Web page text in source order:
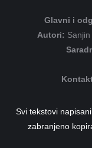
Glavni i
Autori:
Svi tekstovi
zabranjeno